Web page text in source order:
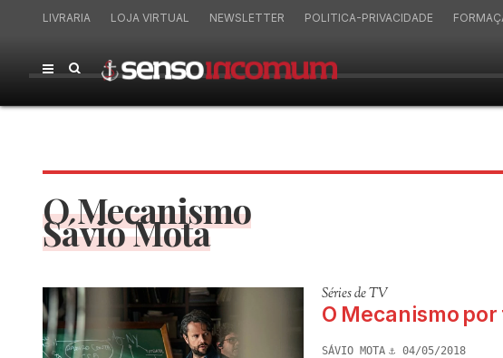
LIVRARIA LOJA VIRTUAL NEWSLETTER POLITICA-PRIVACIDADE
O Mecanismo
Sávio Mota
Séries de TV
O Mecanismo
SÁVIO MOTA 04/05/2018